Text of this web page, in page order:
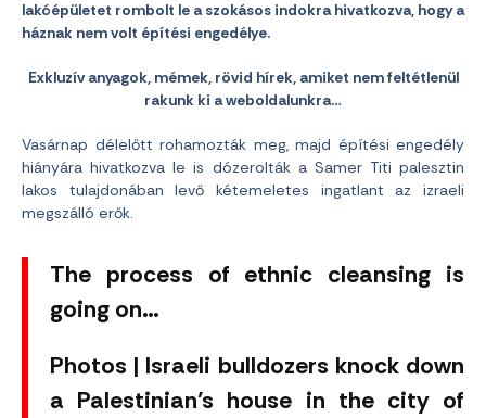
lakóépületet rombolt le a szokásos indokra hivatkozva, hogy a
háznak nem volt építési engedélye.
Exkluzív anyagok, mémek, rövid hírek, amiket nem feltétlenül
rakunk ki a weboldalunkra…
Vasárnap délelőtt rohamozták meg, majd építési engedély
hiányára hivatkozva le is dózerolták a Samer Titi palesztin
lakos tulajdonában levő kétemeletes ingatlant az izraeli
megszálló erők.
The process of ethnic cleansing is
going on…
Photos | Israeli bulldozers knock down
a Palestinian’s house in the city of